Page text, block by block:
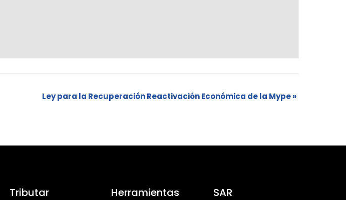
Ley para la Recuperación Reactivación Económica de la Mype»
Tributar Herramientas SAR